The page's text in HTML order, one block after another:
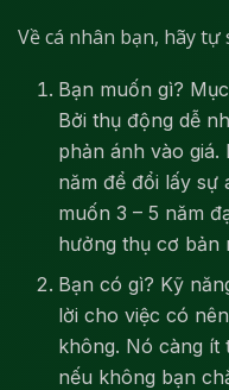
Về cá nhân bạn, hãy tự
Bạn muốn gì?
Bởi thụ động dễ
phản ánh vào giá.
năm để đổi lấy sự
muốn 3 – 5 năm
hưởng thụ cơ bản
Bạn có gì? Kỹ
lời cho việc có
không. Nó càng ít
nếu không bạn